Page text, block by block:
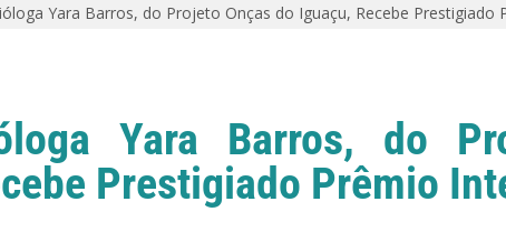
Yara Barros, do Projeto Onças do Iguaçu, Recebe
Yara Barros, do
Prestigiado Prêmio